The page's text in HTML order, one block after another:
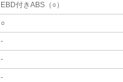
EBD付きABS（○）
○
-
-
-